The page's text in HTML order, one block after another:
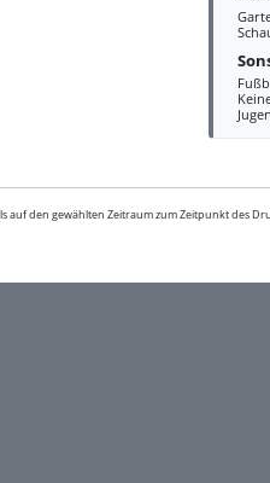
auf den gewählten Zeitraum zum Zeitpunkt des